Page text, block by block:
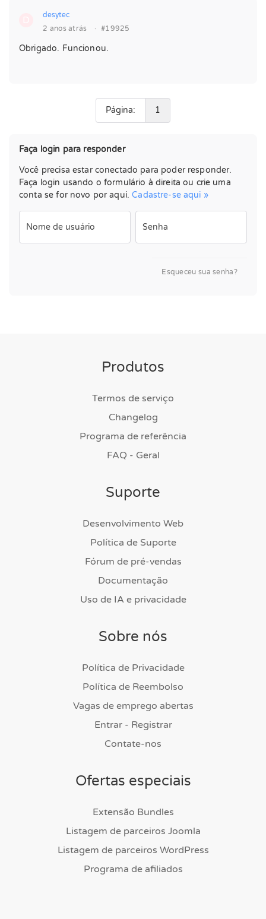
desytec
2 anos atrás
· #19925
Obrigado. Funcionou.
Página: 1
Faça login para responder
Você precisa estar conectado para poder responder.
Faça login usando o formulário à direita ou crie uma
conta se for novo por aqui.Cadastre-se aqui »
Nome de usuário Senha
Esqueceu sua senha?
Produtos
Termos de serviço
Changelog
Programa de referência
FAQ - Geral
Suporte
Desenvolvimento Web
Política de Suporte
Fórum de pré-vendas
Documentação
Uso de IA e privacidade
Sobre nós
Política de Privacidade
Política de Reembolso
Vagas de emprego abertas
Entrar - Registrar
Contate-nos
Ofertas especiais
Extensão Bundles
Listagem de parceiros Joomla
Listagem de parceiros WordPress
Programa de afiliados